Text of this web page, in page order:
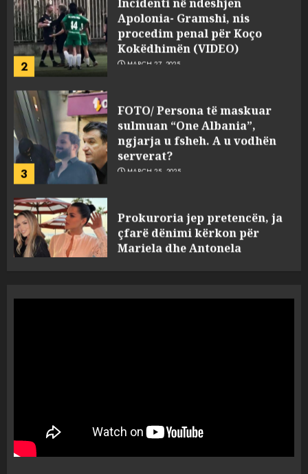
2
Kokëdhimën (VIDEO)
MARCH 27, 2025
3
ngjarja u fsheh. A u vodhën
serverat?
MARCH 25, 2025
4
Mariela dhe Antonela
Berishën
MARCH 25, 2025
1
“bosen” Joana Nano për
abuzim me fondet publike dhe
pasuri të pajustifikuar